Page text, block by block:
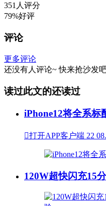
351人评分
79%好评
评论
更多评论
还没有人评论~ 快来抢沙发
读过此文的还读过
iPhone12将全系标
打开APP客户端 22
120W超快闪充15